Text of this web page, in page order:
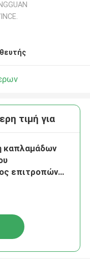
τιμή για
καπλαμάδων
επιτροπών